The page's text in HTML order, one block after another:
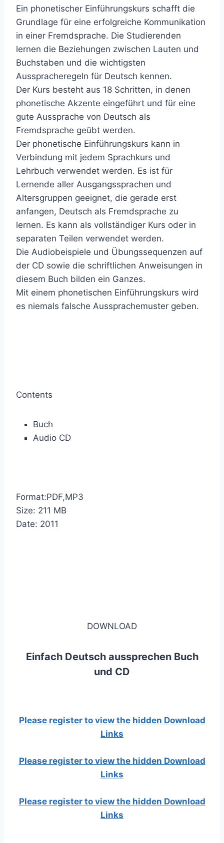
Ein phonetischer Einführungskurs schafft die
Grundlage für eine erfolgreiche Kommunikation
in einer Fremdsprache. Die Studierenden
lernen die Beziehungen zwischen Lauten und
Buchstaben und die wichtigsten
Ausspracheregeln für Deutsch kennen.
Der Kurs besteht aus 18 Schritten, in denen
phonetische Akzente eingeführt und für eine
gute Aussprache von Deutsch als
Fremdsprache geübt werden.
Der phonetische Einführungskurs kann in
Verbindung mit jedem Sprachkurs und
Lehrbuch verwendet werden. Es ist für
Lernende aller Ausgangssprachen und
Altersgruppen geeignet, die gerade erst
anfangen, Deutsch als Fremdsprache zu
lernen. Es kann als vollständiger Kurs oder in
separaten Teilen verwendet werden.
Die Audiobeispiele und Übungssequenzen auf
der CD sowie die schriftlichen Anweisungen in
diesem Buch bilden ein Ganzes.
Mit einem phonetischen Einführungskurs wird
es niemals falsche Aussprachemuster geben.
Contents
Buch
Audio CD
Format:PDF,MP3
Size: 211 MB
Date: 2011
DOWNLOAD
Einfach Deutsch aussprechen Buch
und CD
Please register to view the hidden Download
Links
Please register to view the hidden Download
Links
Please register to view the hidden Download
Links